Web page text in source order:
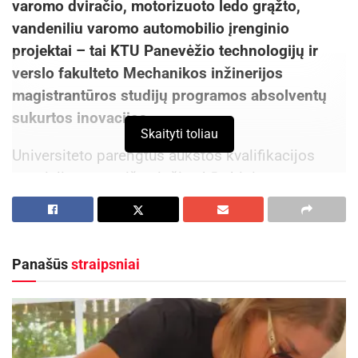
varomo dviračio, motorizuoto ledo grąžto,
vandeniliu varomo automobilio įrenginio
projektai – tai KTU Panevėžio technologijų ir
verslo fakulteto Mechanikos inžinerijos
magistrantūros studijų programos absolventų
sukurtos inovacijos.
Universiteto parengtus aukštos kvalifikacijos
specialistus, pasižyminčius kūrybiniu mąstymu,
inovatyvumu, gebančius projektuoti ir valdyti
naujausias informacines technologijas vertina ne
Tai, jog mechanikos inžineriją išmanančių
specialistų poreikis darbo rinkoje auga patvirtina
„Schmitz Cargobull Baltic“, „Metalistas LT“,
„Norac“, „Klar Glass Lietuva“, „AQ Wiring
Skaityti toliau
Panašūsstraipsniai